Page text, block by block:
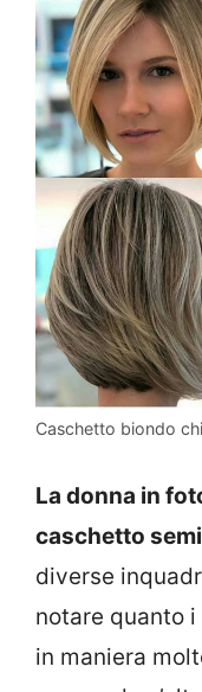
Caschetto biondo
La donna in
caschetto
diverse
notare quanto
in maniera